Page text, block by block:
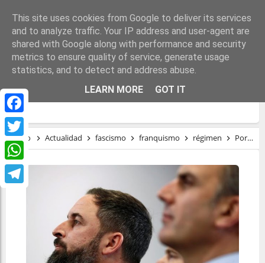
Facebook
Twitter
WhatsApp
POR QUÉ LA ULTRADERECHA ESTÁ
CRECIENDO EN ESPAÑA
Inicio Actualidad fascismo franquismo régimen Por qué la ultraderecha está creciendo en España
This site uses cookies from Google to deliver its services
and to analyze traffic. Your IP address and user-agent are
shared with Google along with performance and security
metrics to ensure quality of service, generate usage
statistics, and to detect and address abuse.
LEARN MORE
GOT IT